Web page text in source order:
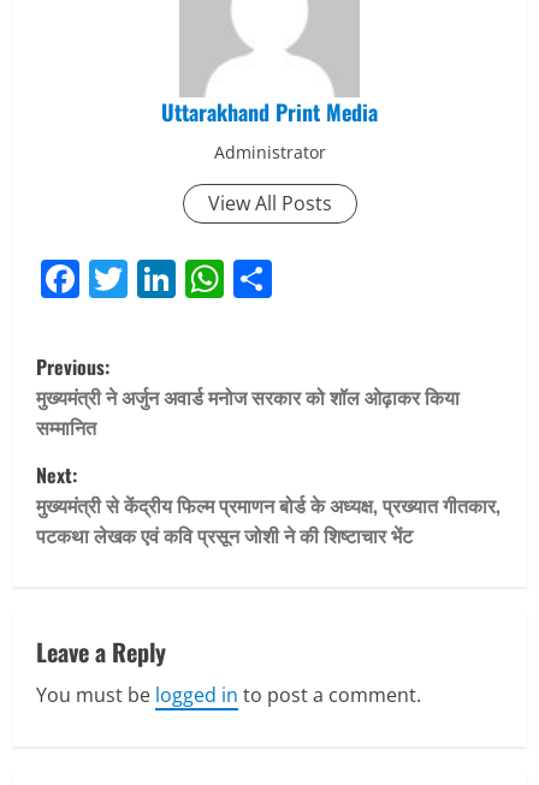
Uttarakhand Print Media
Administrator
View All Posts
Facebook
Twitter
LinkedIn
WhatsApp
P
o
s
t
n
v
i
Previous:
मुख्यमंत्री ने अर्जुन अवार्ड मनोज सरकार को शॉल ओढ़ाकर किया
सम्मानित
Next:
मुख्यमंत्री से केंद्रीय फिल्म प्रमाणन बोर्ड के अध्यक्ष, प्रख्यात गीतकार,
पटकथा लेखक एवं कवि प्रसून जोशी ने की शिष्टाचार भेंट
Leave a Reply
You must be logged in to post a comment.